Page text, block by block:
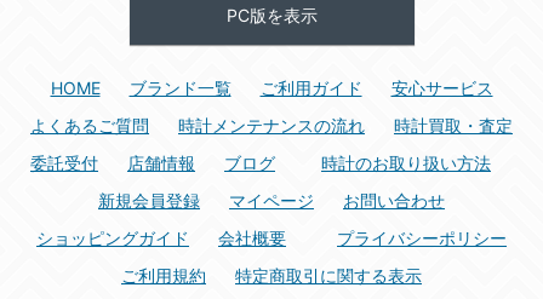
PC版を表示
HOME ブランド一覧 ご利用ガイド
安心サービス
よくあるご質問
時計メンテナンスの流れ
時計買取・査定
委託受付
店舗情報 ブログ
時計のお取り扱い方法
新規会員登録
マイページ
お問い合わせ
ショッピングガイド
会社概要
プライバシーポリシー
ご利用規約
特定商取引に関する表示